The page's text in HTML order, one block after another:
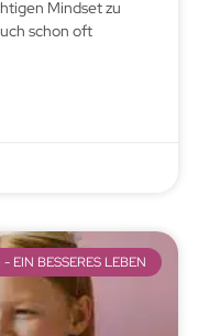
Mindset zu
schon oft
EIN BESSERES LEBEN